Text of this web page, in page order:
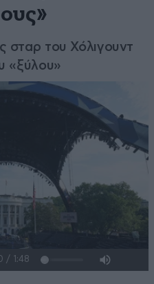
σταρ του Χόλιγουντ
«ξύλου»